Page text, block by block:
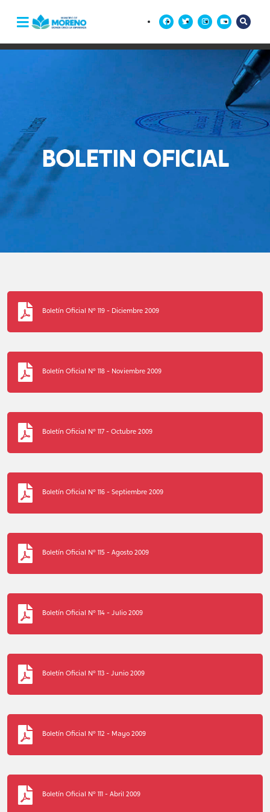
Boletín Oficial N° 119 - Diciembre 2009
Boletín Oficial N° 118 - Noviembre 2009
Boletín Oficial N° 117 - Octubre 2009
Boletín Oficial N° 116 - Septiembre 2009
Boletín Oficial N° 115 - Agosto 2009
Boletín Oficial N° 114 - Julio 2009
Boletín Oficial N° 113 - Junio 2009
Boletín Oficial N° 112 - Mayo 2009
Boletín Oficial N° 111 - Abril 2009